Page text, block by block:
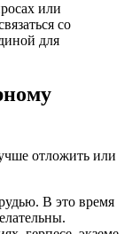
или
со
для
отложить или
В это время